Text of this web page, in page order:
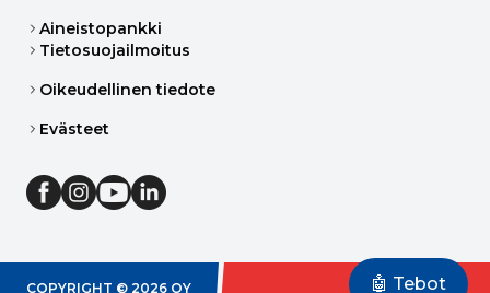
🤖 Tebot
Aineistopankki
Tietosuojailmoitus
Oikeudellinen tiedote
Evästeet
COPYRIGHT © 2026 OY